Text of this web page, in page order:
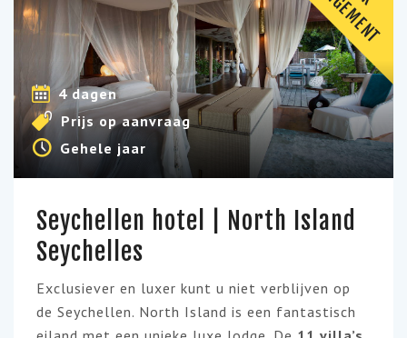
4 dagen
Prijs op aanvraag
Gehele jaar
Seychellen hotel | North Island
Seychelles
Exclusiever en luxer kunt u niet verblijven op
de Seychellen. North Island is een fantastisch